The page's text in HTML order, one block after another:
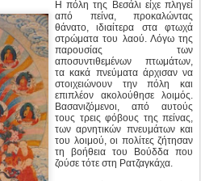
στοιχειώνουν την πόλη
και
επιπλέον ακολούθησε λοιμός.
Βασανιζόμενοι, από αυτούς
τους τρεις φόβους της πείνας,
των αρνητικών πνευμάτων και
του λοιμού, οι πολίτες ζήτησαν
τη βοήθεια του Βούδδα που
ζούσε τότε στη Ρατζαγκάχα.
Ακολουθούμενος από ένα
μεγάλο αριθμό μοναχών,
συμπεριλαμβανομένου του
Σεβάσμου Ανάντα, βοηθού και
μαθητή του, ο Βούδδας ήρθε
στην πόλη της Βεσάλι. Με την